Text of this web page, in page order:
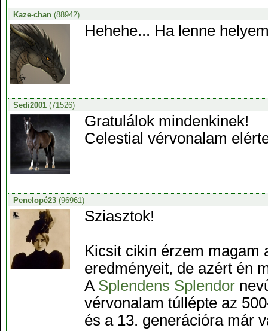
Kaze-chan(88942)
Hehehe... Ha lenne
Sedi2001(71526)
Gratulálok mindenkinek!
Celestial vérvonalam
Penelopé23(96961)
Sziasztok!
Kicsit cikin érzem magam
eredményeit, de azért én
A Splendens Splendor
vérvonalam túllépte az
és a 13. generációra már